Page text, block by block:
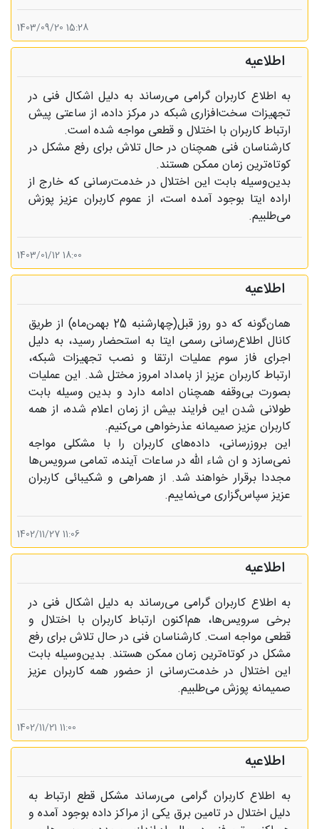
15:28 1403/09/20
اطلاعیه
به اطلاع کاربران گرامی می‌رساند به دلیل اشکال فنی در
تجهیزات سخت‌افزاری شبکه در مرکز داده، از ساعتی پیش
ارتباط کاربران با اختلال و قطعی مواجه شده است.
کارشناسان فنی همچنان در حال تلاش برای رفع مشکل در
کوتاه‌ترین زمان ممکن هستند.
بدین‌وسیله بابت این اختلال در خدمت‌رسانی که خارج از
اراده ایتا بوجود آمده است، از عموم کاربران عزیز پوزش
می‌طلبیم.
18:00 1403/01/12
اطلاعیه
همان‌گونه که دو روز قبل(چهارشنبه 25 بهمن‌ماه) از طریق
کانال اطلاع‌رسانی رسمی ایتا به استحضار رسید، به دلیل
اجرای فاز سوم عملیات ارتقا و نصب تجهیزات شبکه،
ارتباط کاربران عزیز از بامداد امروز مختل شد. این عملیات
بصورت بی‌وقفه همچنان ادامه دارد و بدین وسیله بابت
طولانی شدن این فرایند بیش از زمان اعلام شده، از همه
کاربران عزیز صمیمانه عذرخواهی می‌کنیم.
این بروزرسانی،‌ داده‌های کاربران را با مشکلی مواجه
نمی‌سازد و ان شاء الله در ساعات آینده، تمامی سرویس‌ها
مجددا برقرار خواهند شد. از همراهی و شکیبائی کاربران
عزیز سپاس‌گزاری می‌نماییم.
11:06 1402/11/27
اطلاعیه
به اطلاع کاربران گرامی می‌رساند به دلیل اشکال فنی در
برخی سرویس‌ها، هم‌اکنون ارتباط کاربران با اختلال و
قطعی مواجه است. کارشناسان فنی در حال تلاش برای رفع
مشکل در کوتاه‌ترین زمان ممکن هستند. بدین‌وسیله بابت
این اختلال در خدمت‌رسانی از حضور همه کاربران عزیز
صمیمانه پوزش می‌طلبیم.
11:00 1402/11/21
اطلاعیه
به اطلاع کاربران گرامی می‌رساند مشکل قطع ارتباط به
دلیل اختلال در تامین برق یکی از مراکز داده بوجود آمده و